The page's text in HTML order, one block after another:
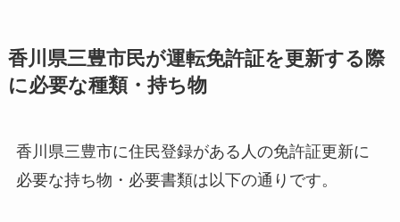
香川県三豊市民が運転免許証を更新する際
に必要な種類・持ち物
香川県三豊市に住民登録がある人の免許証更新に
必要な持ち物・必要書類は以下の通りです。